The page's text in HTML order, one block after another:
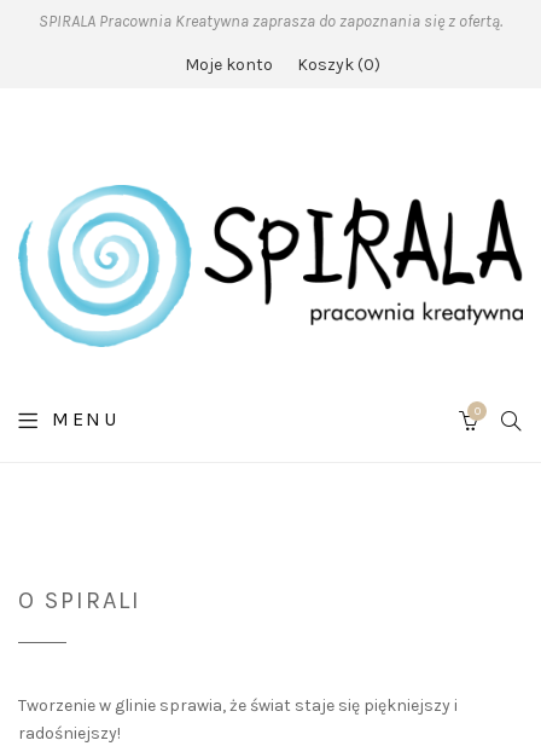
SPIRALA Pracownia Kreatywna zaprasza do zapoznania się z ofertą.
Moje konto Koszyk 0
MENU 0
O SPIRALI
Tworzenie w glinie sprawia, że świat staje się piękniejszy i
radośniejszy!